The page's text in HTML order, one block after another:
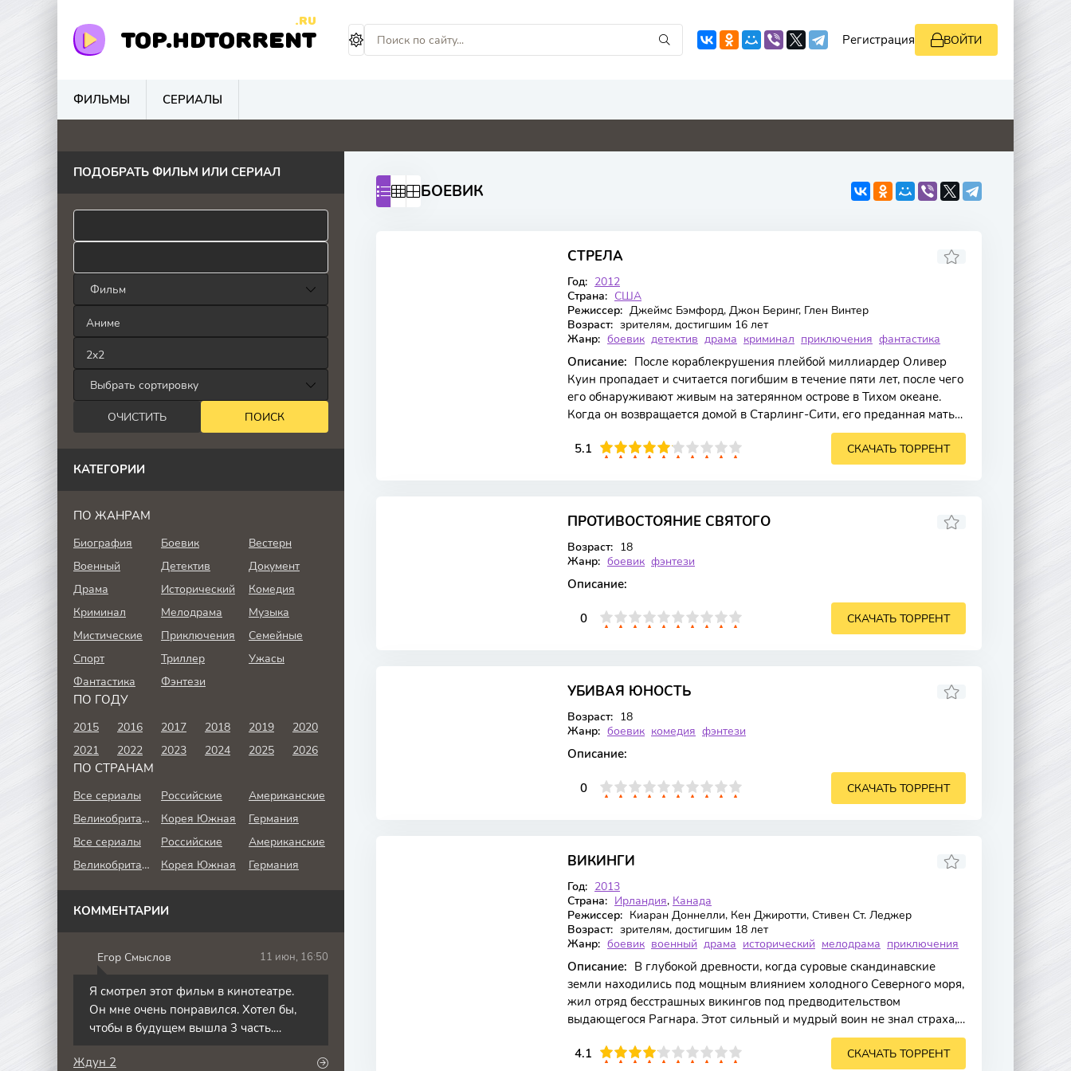
TOP.HDTORRENT
.RU
Регистрация ВОЙТИ
ФИЛЬМЫ СЕРИАЛЫ
4.8 4.1 5.2 0 5.1 0 0 0 4.8 4.6 4.8
БОЕВИК
СТРЕЛА
Год: 2012
Страна: США
Режиссер: Джеймс Бэмфорд, Джон Беринг, Глен Винтер
Возраст: зрителям, достигшим 16 лет
Жанр: боевик детектив драма криминал приключения фантастика
Описание: После кораблекрушения плейбой миллиардер Оливер
Куин пропадает и считается погибшим в течение пяти лет, после чего
его обнаруживают живым на затерянном острове в Тихом океане.
Когда он возвращается домой в Старлинг-Сити, его преданная мать
5.1
5 7 8 9 10 СКАЧАТЬ ТОРРЕНТ
ПРОТИВОСТОЯНИЕ СВЯТОГО
Возраст: 18
Жанр: боевик фэнтези
Описание:
0
5 7 8 9 10 СКАЧАТЬ ТОРРЕНТ
УБИВАЯ ЮНОСТЬ
Возраст: 18
Жанр: боевик комедия фэнтези
Описание:
0
5 7 8 9 10 СКАЧАТЬ ТОРРЕНТ
ВИКИНГИ
Год: 2013
Страна: Ирландия, Канада
Режиссер: Киаран Доннелли, Кен Джиротти, Стивен Ст. Леджер
Возраст: зрителям, достигшим 18 лет
Жанр: боевик военный драма исторический мелодрама приключения
Описание: В глубокой древности, когда суровые скандинавские
земли находились под мощным влиянием холодного Северного моря,
жил отряд бесстрашных викингов под предводительством
выдающегося Рагнара. Этот сильный и мудрый воин не знал страха,
4.1
5 7 8 9 10 СКАЧАТЬ ТОРРЕНТ
ПОДОБРАТЬ ФИЛЬМ ИЛИ СЕРИАЛ
КАТЕГОРИИ
ПО ЖАНРАМ
Биография Боевик
Вестерн
Военный
Детектив
Документ
Драма
Исторический
Комедия
Криминал
Мелодрама
Музыка
Мистические
Приключения
Семейные
Спорт
Триллер
Ужасы
Фантастика
Фэнтези
ПО ГОДУ
2015 2016 2017 2018 2019
2020
2021
2022 2023 2024 2025 2026
ПО СТРАНАМ
Все сериалы Российские
Американские
Великобритания
Корея Южная
Германия
Все сериалы
Российские
Американские
Великобритания
Корея Южная Германия
КОММЕНТАРИИ
Егор Смыслов 11 июн, 16:50
Я смотрел этот фильм в кинотеатре.
Он мне очень понравился. Хотел бы,
чтобы в будущем вышла 3 часть.
Фильм Ждун 3.
Ждун 2